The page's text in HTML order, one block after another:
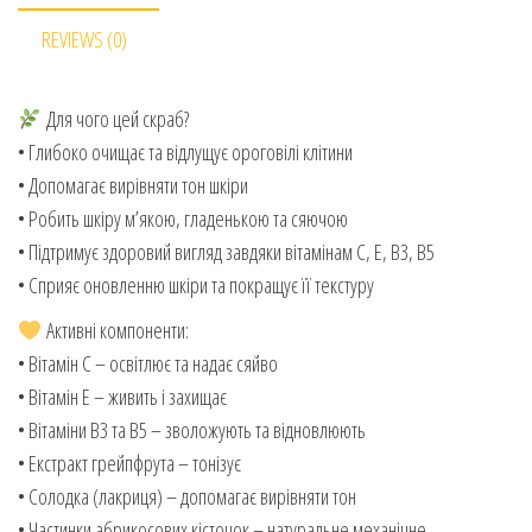
REVIEWS (0)
Для чого цей скраб?
• Глибоко очищає та відлущує ороговілі клітини
• Допомагає вирівняти тон шкіри
• Робить шкіру м’якою, гладенькою та сяючою
• Підтримує здоровий вигляд завдяки вітамінам C, E, B3, B5
• Сприяє оновленню шкіри та покращує її текстуру
Активні компоненти:
• Вітамін C – освітлює та надає сяйво
• Вітамін E – живить і захищає
• Вітаміни B3 та B5 – зволожують та відновлюють
• Екстракт грейпфрута – тонізує
• Солодка (лакриця) – допомагає вирівняти тон